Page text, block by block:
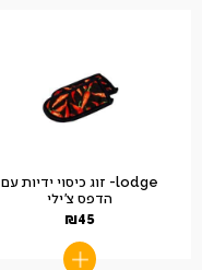
lodge- זוג כיסוי ידיות עם
הדפס צ'ילי
₪45